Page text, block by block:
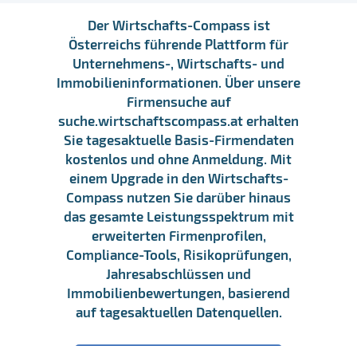
Der Wirtschafts-Compass ist
Österreichs führende Plattform für
Unternehmens-, Wirtschafts- und
Immobilieninformationen. Über unsere
Firmensuche auf
suche.wirtschaftscompass.at erhalten
Sie tagesaktuelle Basis-Firmendaten
kostenlos und ohne Anmeldung. Mit
einem Upgrade in den Wirtschafts-
Compass nutzen Sie darüber hinaus
das gesamte Leistungsspektrum mit
erweiterten Firmenprofilen,
Compliance-Tools, Risikoprüfungen,
Jahresabschlüssen und
Immobilienbewertungen, basierend
auf tagesaktuellen Datenquellen.